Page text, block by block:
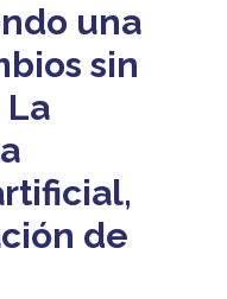
una
sin
de